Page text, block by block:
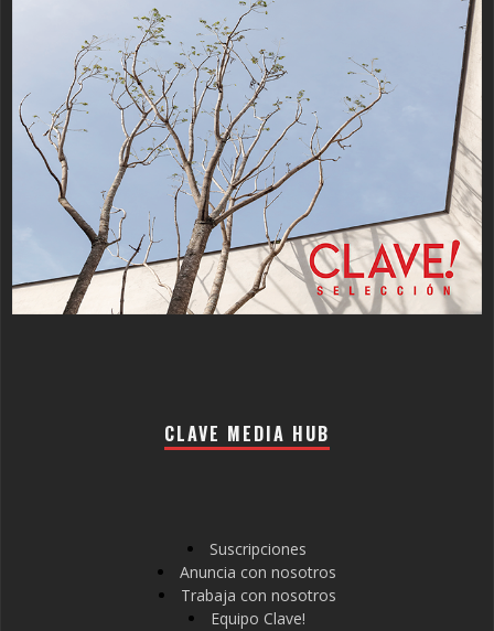
CLAVE MEDIA HUB
Suscripciones
Anuncia con nosotros
Trabaja con nosotros
Equipo Clave!